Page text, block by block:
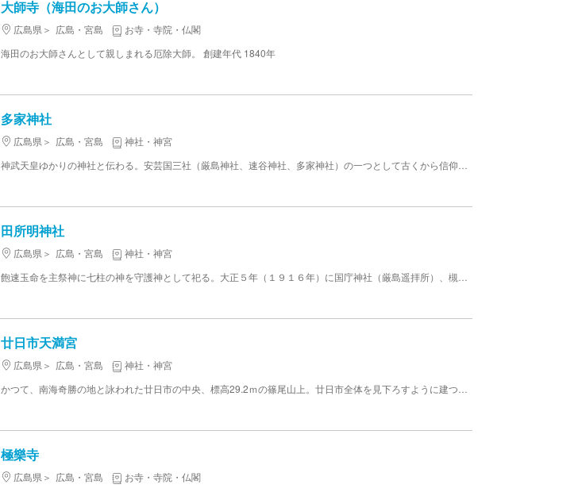
大師寺（海田のお大師さん）
広島県 広島・宮島
お寺・寺院・仏閣
海田のお大師さんとして親しまれる厄除大師。 創建年代 1840年
多家神社
広島県 広島・宮島
神社・神宮
田所明神社
広島県 広島・宮島
神社・神宮
廿日市天満宮
広島県 広島・宮島
神社・神宮
極樂寺
広島県 広島・宮島
お寺・寺院・仏閣